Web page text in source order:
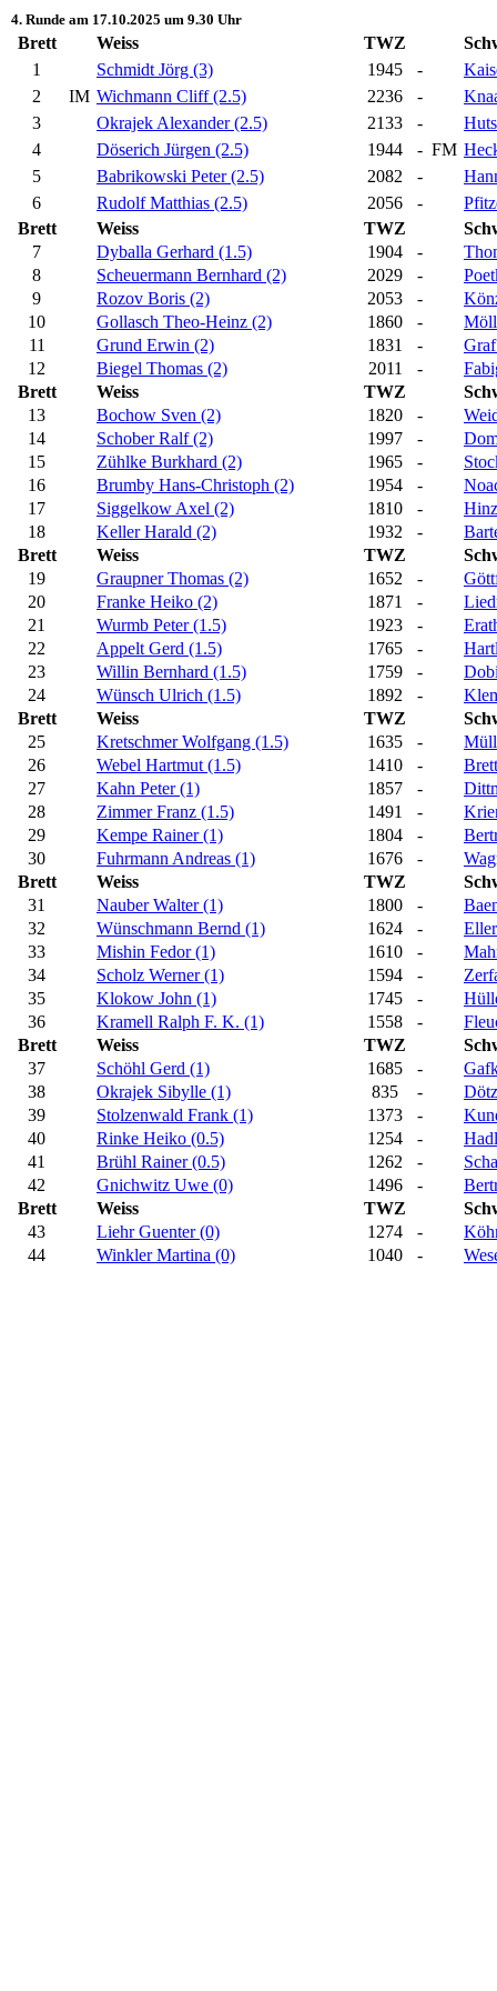
4. Runde am 17.10.2025 um 9.30 Uhr
Brett Weiss TWZ
1
Schmidt Jörg (3) 1945 -
2
IM Wichmann Cliff (2.5) 2236 -
3
Okrajek Alexander (2.5) 2133 -
4
Döserich Jürgen (2.5) 1944 - FM
5
Babrikowski Peter (2.5) 2082 -
6
Rudolf Matthias (2.5) 2056 -
Brett
Weiss TWZ
7
Dyballa Gerhard (1.5) 1904 -
8
Scheuermann Bernhard (2) 2029 -
9
Rozov Boris (2) 2053 -
10
Gollasch Theo-Heinz (2) 1860 -
11
Grund Erwin (2) 1831 -
12
Biegel Thomas (2) 2011 -
Brett
Weiss TWZ
13
Bochow Sven (2) 1820 -
14
Schober Ralf (2) 1997 -
15
Zühlke Burkhard (2) 1965 -
16
Brumby Hans-Christoph (2) 1954 -
17
Siggelkow Axel (2) 1810 -
18
Keller Harald (2) 1932 -
Brett
Weiss TWZ
19
Graupner Thomas (2) 1652 -
20
Franke Heiko (2) 1871 -
21
Wurmb Peter (1.5) 1923 -
22
Appelt Gerd (1.5) 1765 -
23
Willin Bernhard (1.5) 1759 -
24
Wünsch Ulrich (1.5) 1892 -
Brett
Weiss TWZ
25
Kretschmer Wolfgang (1.5) 1635 -
26
Webel Hartmut (1.5) 1410 -
27
Kahn Peter (1) 1857 -
28
Zimmer Franz (1.5) 1491 -
29
Kempe Rainer (1) 1804 -
30
Fuhrmann Andreas (1) 1676 -
Brett
Weiss TWZ
31
Nauber Walter (1) 1800 -
32
Wünschmann Bernd (1) 1624 -
33
Mishin Fedor (1) 1610 -
34
Scholz Werner (1) 1594 -
35
Klokow John (1) 1745 -
36
Kramell Ralph F. K. (1) 1558 -
Brett
Weiss TWZ
37
Schöhl Gerd (1) 1685 -
38
Okrajek Sibylle (1) 835 -
39
Stolzenwald Frank (1) 1373 -
40
Rinke Heiko (0.5) 1254 -
41
Brühl Rainer (0.5) 1262 -
42
Gnichwitz Uwe (0) 1496 -
Brett
Weiss TWZ
43
Liehr Guenter (0) 1274 -
44
Winkler Martina (0) 1040 -